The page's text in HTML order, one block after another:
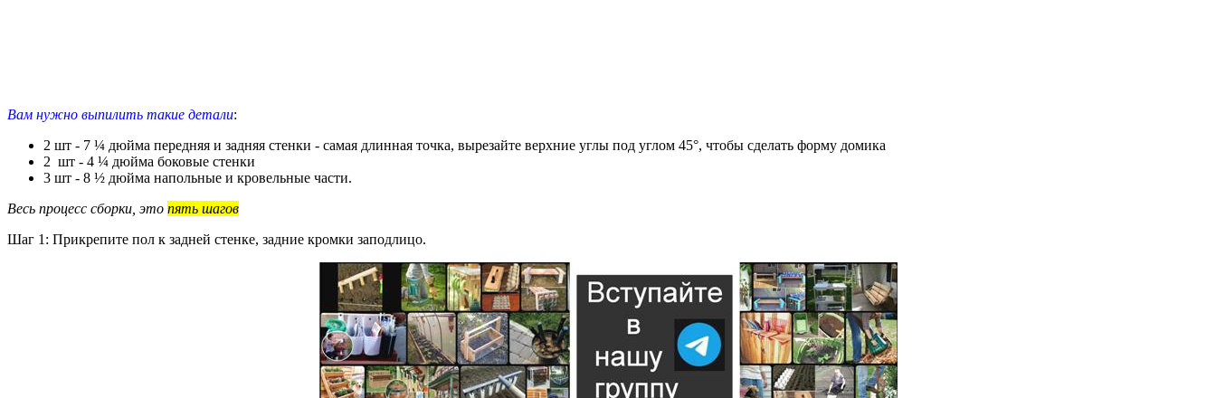
Вам нужно выпилить такие детали:
2 шт - 7 ¼ дюйма передняя и задняя стенки - самая длинная точка, вырезайте верхние углы под углом 45°, чтобы сделать форму домика
2 шт - 4 ¼ дюйма боковые стенки
3 шт - 8 ½ дюйма напольные и кровельные части.
Весь процесс сборки, это пять шагов
Шаг 1: Прикрепите пол к задней стенке, задние кромки заподлицо.